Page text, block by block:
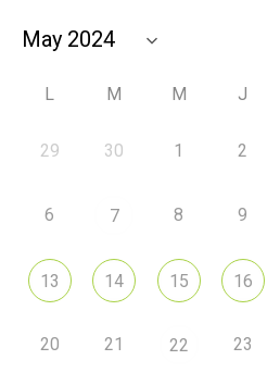
L M M J
29 30 1 2
6 7 8 9
13 14 15 16
20 21 22 23